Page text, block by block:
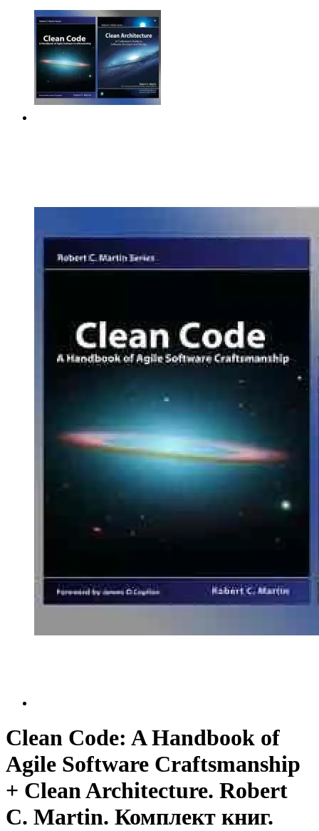
Clean Code: A Handbook of
Agile Software Craftsmanship
+ Clean Architecture. Robert
C. Martin. Комплект книг.